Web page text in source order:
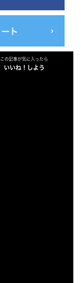
この記事が気に入ったら
いいね！しよう